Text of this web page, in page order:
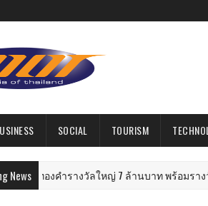
SOCIAL TOURISM
News
คำรางวัลใหญ่ 7 ล้านบาท พร้อมรางวัลรวมก